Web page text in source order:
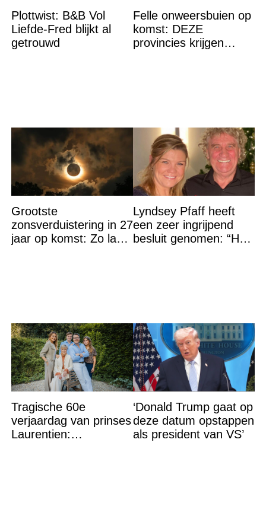
Plottwist: B&B Vol
Liefde-Fred blijkt al
getrouwd
Felle onweersbuien op
komst: DEZE
provincies krijgen
Grootste
zonsverduistering in 27
jaar op komst: Zo laat
Lyndsey Pfaff heeft
een zeer ingrijpend
besluit genomen: “Het
Tragische 60e
verjaardag van prinses
Laurentien:
‘Donald Trump gaat op
deze datum opstappen
als president van VS’